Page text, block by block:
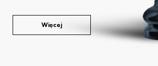
Więcej